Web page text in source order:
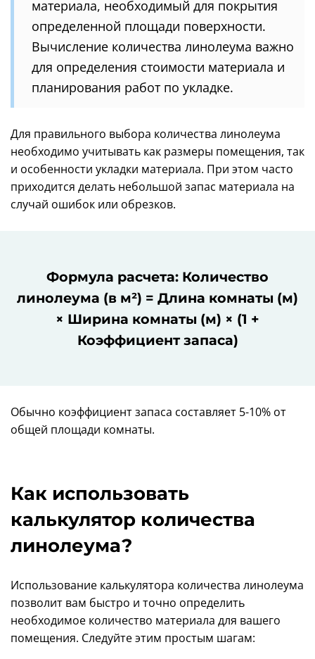
материала, необходимый для покрытия
определенной площади поверхности.
Вычисление количества линолеума важно
для определения стоимости материала и
планирования работ по укладке.
Для правильного выбора количества линолеума
необходимо учитывать как размеры помещения, так
и особенности укладки материала. При этом часто
приходится делать небольшой запас материала на
случай ошибок или обрезков.
Формула расчета: Количество
линолеума (в м²) = Длина комнаты (м)
× Ширина комнаты (м) × (1 +
Коэффициент запаса)
Обычно коэффициент запаса составляет 5-10% от
общей площади комнаты.
Как использовать
калькулятор количества
линолеума?
Использование калькулятора количества линолеума
позволит вам быстро и точно определить
необходимое количество материала для вашего
помещения. Следуйте этим простым шагам: